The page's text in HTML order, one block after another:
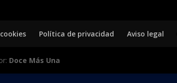
Política de privacidad Aviso legal
Doce Más Una